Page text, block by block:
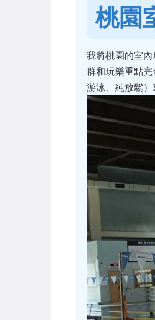
桃園
我將桃園的室
群和玩樂重點
游泳、純放鬆）